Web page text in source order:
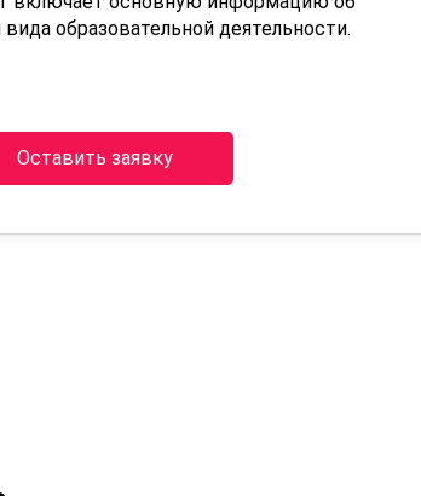
образовательной деятельности.
Оставить заявку